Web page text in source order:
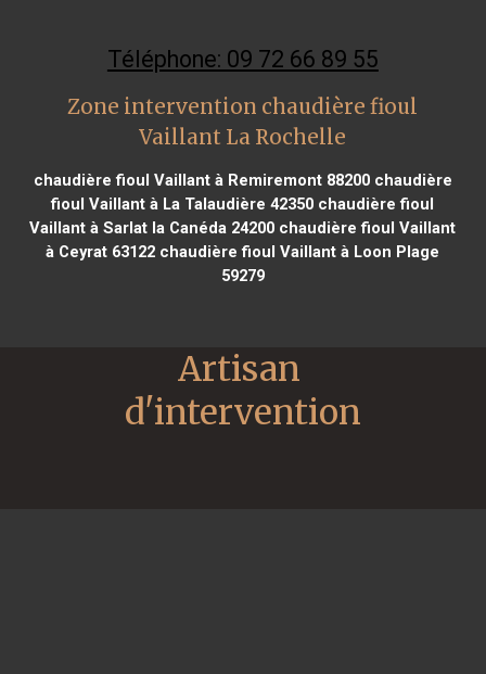
Téléphone: 09 72 66 89 55
Zone intervention chaudière fioul
Vaillant La Rochelle
chaudière fioul Vaillant à Remiremont 88200chaudière
fioul Vaillant à La Talaudière 42350 chaudière fioul
Vaillant à Sarlat la Canéda 24200 chaudière fioul Vaillant
à Ceyrat 63122 chaudière fioul Vaillant à Loon Plage
59279
Artisan
d'intervention